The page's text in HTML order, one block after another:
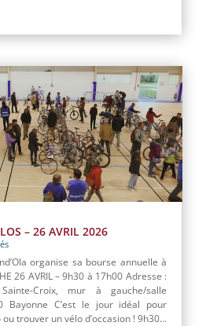
– 26 AVRIL 2026
organise sa bourse annuelle à
26 AVRIL – 9h30 à 17h00 Adresse :
Croix, mur à gauche/salle
Bayonne C’est le jour idéal pour
trouver un vélo d’occasion ! 9h30...